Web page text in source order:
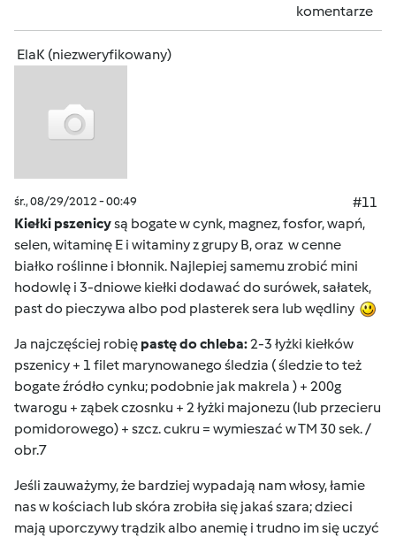
komentarze
ElaK (niezweryfikowany)
śr., 08/29/2012 - 00:49
#11
Kiełki pszenicysą bogate w cynk, magnez, fosfor, wapń,
selen, witaminę E i witaminy z grupy B, oraz w cenne
białko roślinne i błonnik. Najlepiej samemu zrobić mini
hodowlę i 3-dniowe kiełki dodawać do surówek, sałatek,
past do pieczywa albo pod plasterek sera lub wędliny
Ja najczęściej robię pastę do chleba:2-3 łyżki kiełków
pszenicy + 1 filet marynowanego śledzia ( śledzie to też
bogate źródło cynku; podobnie jak makrela ) + 200g
twarogu + ząbek czosnku + 2 łyżki majonezu (lub przecieru
pomidorowego) + szcz. cukru = wymieszać w TM 30 sek. /
obr.7
Jeśli zauważymy, że bardziej wypadają nam włosy, łamie
nas w kościach lub skóra zrobiła się jakaś szara; dzieci
mają uporczywy trądzik albo anemię i trudno im się uczyć